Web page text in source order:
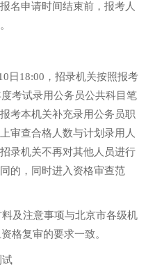
名申请时间结束前，报考人
日18:00，招录机关按照报考
考试录用公务员公共科目笔
考本机关补充录用公务员职
审查合格人数与计划录用人
录机关不再对其他人员进行
的，同时进入资格审查范
及注意事项与北京市各级机
格复审的要求一致。
试